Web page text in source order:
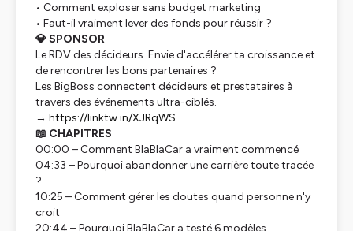
• Comment exploser sans budget marketing
• Faut-il vraiment lever des fonds pour réussir ?
💎 SPONSOR
Le RDV des décideurs. Envie d'accélérer ta croissance et
de rencontrer les bons partenaires ?
Les BigBoss connectent décideurs et prestataires à
travers des événements ultra-ciblés.
→ https://linktw.in/XJRqWS
📖 CHAPITRES
00:00 – Comment BlaBlaCar a vraiment commencé
04:33 – Pourquoi abandonner une carrière toute tracée
?
10:25 – Comment gérer les doutes quand personne n'y
croit
20:44 – Pourquoi BlaBlaCar a testé 6 modèles